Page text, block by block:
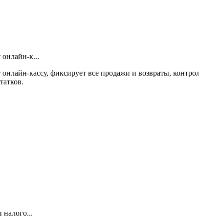
онлайн-к...
кассу, фиксирует все продажи и возвраты,
налого...